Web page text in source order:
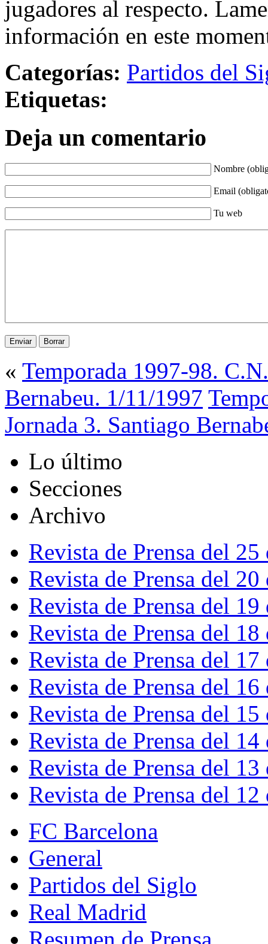
jugadores al respecto.
información en este
Categorías: Partidos del
Etiquetas:
Deja un comentario
Nombre
Email
Tu web
« Temporada 1997-98.
Bernabeu. 1/11/1997
Jornada 3. Santiago
Lo último
Secciones
Archivo
Revista de Prensa del
Revista de Prensa del
Revista de Prensa del
Revista de Prensa del
Revista de Prensa del
Revista de Prensa del
Revista de Prensa del
Revista de Prensa del
Revista de Prensa del
Revista de Prensa del
FC Barcelona
General
Partidos del Siglo
Real Madrid